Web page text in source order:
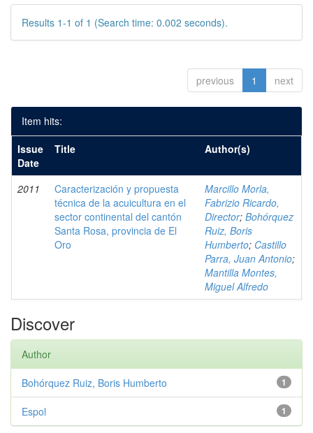
Results 1-1 of 1 (Search time: 0.002 seconds).
previous 1 next
Item hits:
Issue
Date
Title Author(s)
2011
Caracterización y propuesta
técnica de la acuicultura en el
sector continental del cantón
Santa Rosa, provincia de El
Oro
Marcillo Morla,
Fabrizio Ricardo,
Director; Bohórquez
Ruiz, Boris
Humberto; Castillo
Parra, Juan Antonio;
Mantilla Montes,
Miguel Alfredo
Discover
Author
1
Bohórquez Ruiz, Boris Humberto
1
Espol